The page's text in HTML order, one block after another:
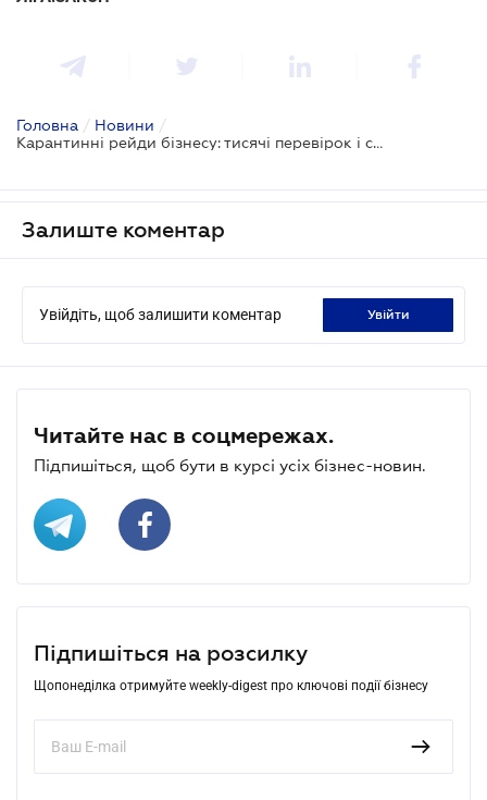
Головна / Новини /
Карантинні рейди бізнесу: тисячі перевірок і сотні протоколів
Залиште коментар
Увійдіть, щоб залишити коментар увійти
Читайте нас в соцмережах.
Підпишіться, щоб бути в курсі усіх бізнес-новин.
Підпишіться на розсилку
Щопонеділка отримуйте weekly-digest про ключові події бізнесу